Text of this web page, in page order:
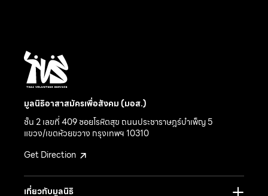
มูลนิธิอาสาสมัครเพื่อสังคม (มอส.)
ชั้น 2 เลขที่ 409 ซอยโรหิตสุข ถนนประชาราษฎร์บำเพ็ญ 5
แขวง/เขตห้วยขวาง กรุงเทพฯ 10310
Get Direction
เกี่ยวกับมูลนิธิ